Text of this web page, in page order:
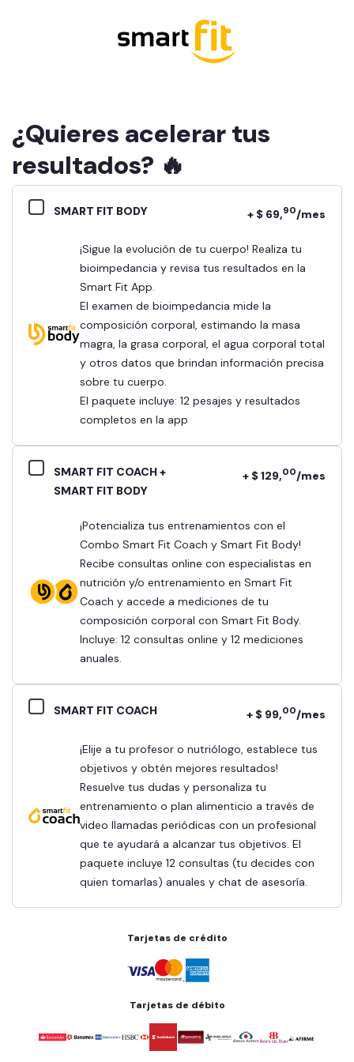
¿Quieres acelerar tus
resultados? 🔥
SMART FIT BODY + $ 69,90/mes
¡Sigue la evolución de tu cuerpo! Realiza tu
bioimpedancia y revisa tus resultados en la
Smart Fit App.
El examen de bioimpedancia mide la
composición corporal, estimando la masa
magra, la grasa corporal, el agua corporal total
y otros datos que brindan información precisa
sobre tu cuerpo.
El paquete incluye: 12 pesajes y resultados
completos en la app
SMART FIT COACH +
SMART FIT BODY
+ $ 129,00/mes
¡Potencializa tus entrenamientos con el
Combo Smart Fit Coach y Smart Fit Body!
Recibe consultas online con especialistas en
nutrición y/o entrenamiento en Smart Fit
Coach y accede a mediciones de tu
composición corporal con Smart Fit Body.
Incluye: 12 consultas online y 12 mediciones
anuales.
SMART FIT COACH + $ 99,00/mes
¡Elije a tu profesor o nutriólogo, establece tus
objetivos y obtén mejores resultados!
Resuelve tus dudas y personaliza tu
entrenamiento o plan alimenticio a través de
video llamadas periódicas con un profesional
que te ayudará a alcanzar tus objetivos. El
paquete incluye 12 consultas (tu decides con
quien tomarlas) anuales y chat de asesoría.
Tarjetas de crédito
Tarjetas de débito